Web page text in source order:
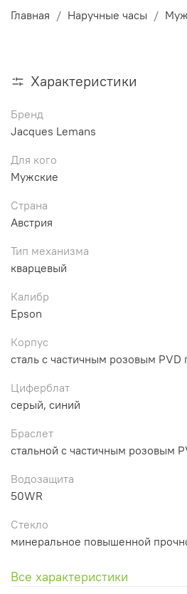
Главная Наручные часы
Характеристики
Бренд
Jacques Lemans
Для кого
Мужские
Страна
Австрия
Тип механизма
кварцевый
Калибр
Epson
Корпус
сталь с частичным розовым PVD
Циферблат
серый, синий
Браслет
стальной с частичным розовым
Водозащита
50WR
Стекло
минеральное повышенной
Все характеристики